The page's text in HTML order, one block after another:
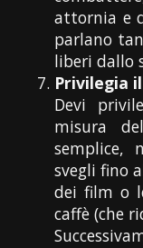
attornia e
parlano
liberi dallo
Privilegia
Devi
misura
semplice,
svegli fino
dei film o
caffè (che